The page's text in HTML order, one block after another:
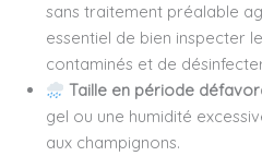
sans traitement préalable
essentiel de bien inspecter
contaminés et de
Taille en période
gel ou une humidité
aux champignons.